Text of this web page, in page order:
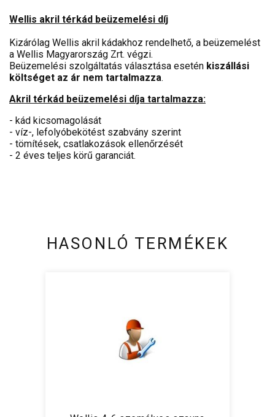
Wellis akril térkád beüzemelési díj
Kizárólag Wellis akril kádakhoz rendelhető, a beüzemelést
a Wellis Magyarország Zrt. végzi.
Beüzemelési szolgáltatás választása esetén kiszállási
költséget az ár nem tartalmazza.
Akril térkád beüzemelési díja tartalmazza:
- kád kicsomagolását
- víz-, lefolyóbekötést szabvány szerint
- tömítések, csatlakozások ellenőrzését
- 2 éves teljes körű garanciát.
HASONLÓ TERMÉKEK